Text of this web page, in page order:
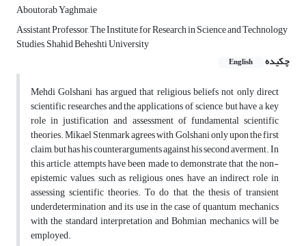
Aboutorab Yaghmaie
Assistant Professor, The Institute for Research in Science and Technology
Studies, Shahid Beheshti University
چکیده
English
Mehdi Golshani has argued that religious beliefs not only direct
scientific researches and the applications of science, but have a key
role in justification and assessment of fundamental scientific
theories. Mikael Stenmark agrees with Golshani only upon the first
claim, but has his counterarguments against his second averment. In
this article, attempts have been made to demonstrate that the non-
epistemic values, such as religious ones, have an indirect role in
assessing scientific theories. To do that, the thesis of transient
underdetermination and its use in the case of quantum mechanics
with the standard interpretation and Bohmian mechanics will be
employed.